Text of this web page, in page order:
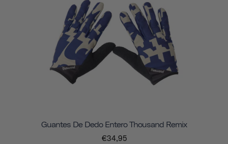
Guantes De Dedo Entero Thousand Remix
€34,95